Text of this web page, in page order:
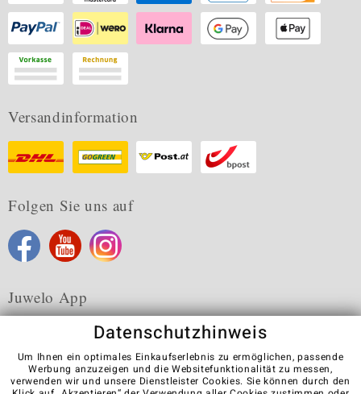
Versandinformation
Folgen Sie uns auf
Juwelo App
Karriere AGB Datenschutz Cookies
Impressum
Datenschutzhinweis
Um Ihnen ein optimales Einkaufserlebnis zu ermöglichen, passende
Werbung anzuzeigen und die Websitefunktionalität zu messen,
verwenden wir und unsere Dienstleister Cookies. Sie können durch den